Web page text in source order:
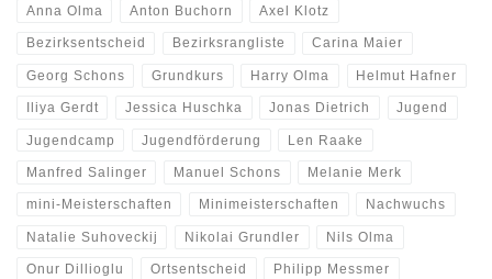
Anna Olma Anton Buchorn Axel Klotz
Bezirksentscheid Bezirksrangliste Carina Maier
Georg Schons Grundkurs Harry Olma Helmut Hafner
Iliya Gerdt Jessica Huschka Jonas Dietrich Jugend
Jugendcamp Jugendförderung Len Raake
Manfred Salinger Manuel Schons Melanie Merk
mini-Meisterschaften Minimeisterschaften Nachwuchs
Natalie Suhoveckij Nikolai Grundler Nils Olma
Onur Dillioglu Ortsentscheid Philipp Messmer